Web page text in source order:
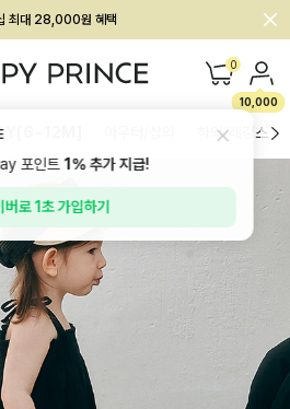
최대 28,000원 혜택
0
10,000
하의/레깅스
포인트1%추가 지급!
버로 1초 가입하기